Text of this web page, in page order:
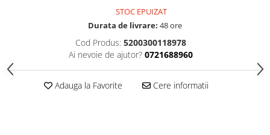
STOC EPUIZAT
Durata de livrare: 48 ore
Cod Produs: 5200300118978
Ai nevoie de ajutor? 0721688960
Adauga la Favorite Cere informatii